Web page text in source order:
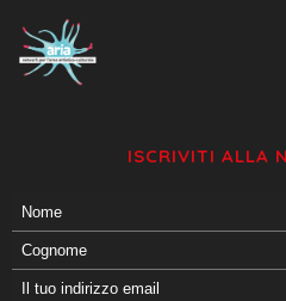
ISCRIVITI ALLA